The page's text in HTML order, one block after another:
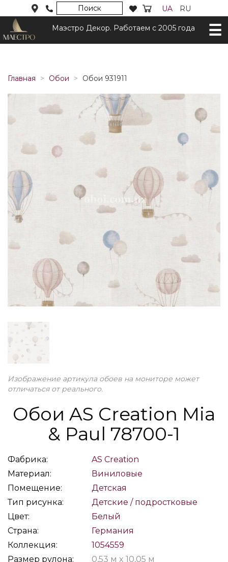
Поиск UA RU
Маэстро Декор. Работаем с 2005 года
Главная Обои Обои 931911
Изображение артикула обоев на мониторе может
отличаться от реального.
Обои AS Creation Mia
& Paul 78700-1
Фабрика:
AS Creation
Материал:
Виниловые
Помещение:
Детская
Тип рисунка:
Детские / подростковые
Цвет:
Белый
Страна:
Германия
Коллекция:
1054559
Размер рулона:
0,53 м x 10,05 м